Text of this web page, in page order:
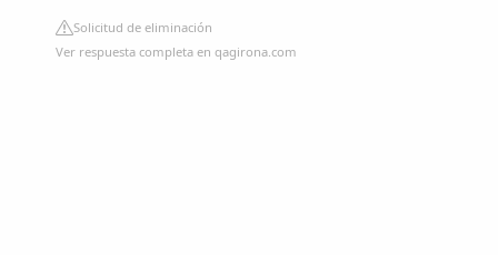
Solicitud de eliminación
Ver respuesta completa en qagirona.com